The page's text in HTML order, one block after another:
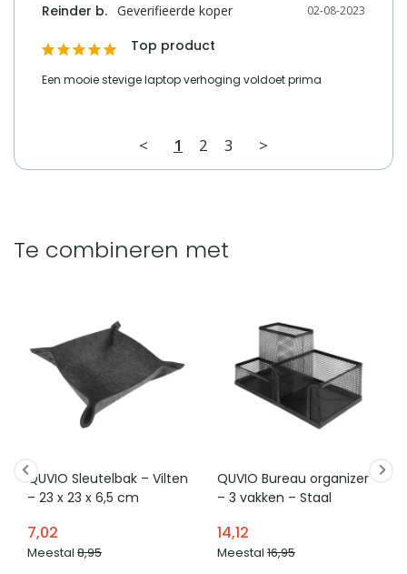
02-08-2023
Reinder b.
Top product
Een mooie stevige laptop verhoging voldoet prima
< 1 2 3 >
Te combineren met
QUVIO Sleutelbak – Vilten
– 23 x 23 x 6,5 cm
7,02
Meestal 8,95
QUVIO Bureau organizer
– 3 vakken – Staal
14,12
Meestal 16,95